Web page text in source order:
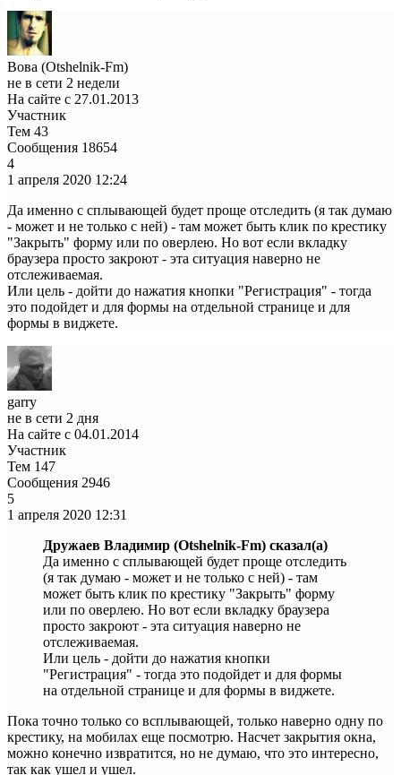
Вова (Otshelnik-Fm)
не в сети 2 недели
На сайте с 27.01.2013
Участник
Тем 43
Сообщения 18654
4
1 апреля 2020 12:24
Да именно с сплывающей будет проще отследить (я так думаю
- может и не только с ней) - там может быть клик по крестику
"Закрыть" форму или по оверлею. Но вот если вкладку
браузера просто закроют - эта ситуация наверно не
отслеживаемая.
Или цель - дойти до нажатия кнопки "Регистрация" - тогда
это подойдет и для формы на отдельной странице и для
формы в виджете.
garry
не в сети 2 дня
На сайте с 04.01.2014
Участник
Тем 147
Сообщения 2946
5
1 апреля 2020 12:31
Дружаев Владимир (Otshelnik-Fm) сказал(а)
Да именно с сплывающей будет проще отследить
(я так думаю - может и не только с ней) - там
может быть клик по крестику "Закрыть" форму
или по оверлею. Но вот если вкладку браузера
просто закроют - эта ситуация наверно не
отслеживаемая.
Или цель - дойти до нажатия кнопки
"Регистрация" - тогда это подойдет и для формы
на отдельной странице и для формы в виджете.
Пока точно только со всплывающей, только наверно одну по
крестику, на мобилах еще посмотрю. Насчет закрытия окна,
можно конечно извратится, но не думаю, что это интересно,
так как ушел и ушел.